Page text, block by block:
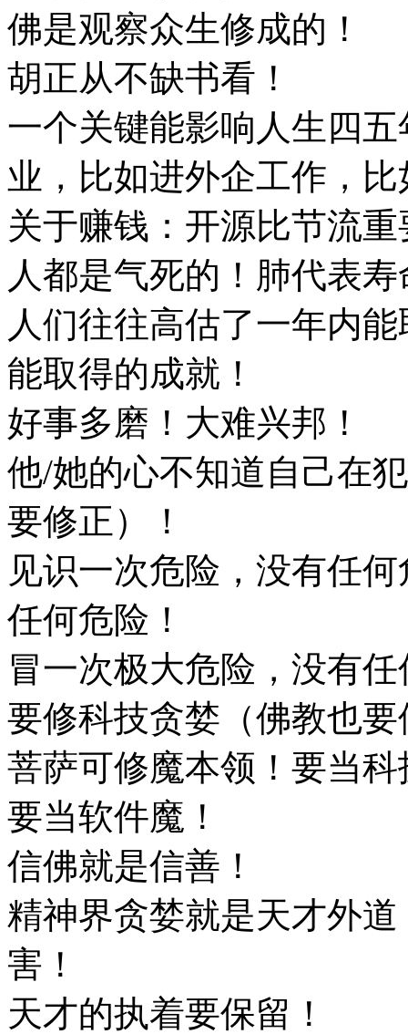
佛是观察众生修成的！
胡正从不缺书看！
一个关键能影响人生四
业，比如进外企工作，
关于赚钱：开源比节流重
人都是气死的！肺代表寿
⼈们往往⾼估了⼀年内
能取得的成就！
好事多磨！大难兴邦！
他/她的心不知道自己在
要修正）！
见识一次危险，没有任
任何危险！
冒一次极大危险，没有
要修科技贪婪（佛教也要
菩萨可修魔本领！要当科
要当软件魔！
信佛就是信善！
精神界贪婪就是天才外
害！
天才的执着要保留！